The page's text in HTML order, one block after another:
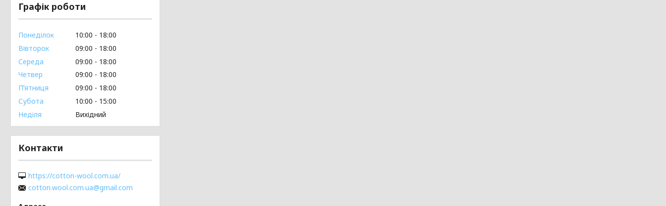
Графік роботи
Понеділок 10:00
18:00
Вівторок
09:00
18:00
Середа
09:00
18:00
Четвер
09:00
18:00
Пʼятниця
09:00
18:00
Субота
10:00
15:00
Неділя
Вихідний
Контакти
https://cotton-wool.com.ua/
cotton.wool.com.ua@gmail.com